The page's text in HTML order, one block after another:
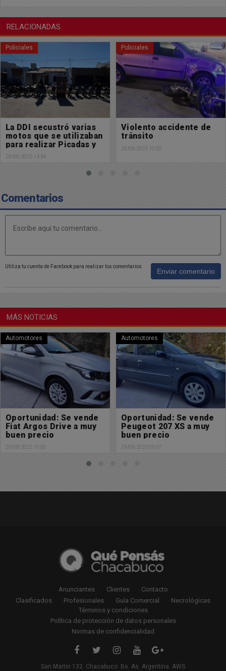
RELACIONADAS
Policiales
Violento accidente de
tránsito
26/08/2025 10:00
Policiales
Violento accidente de
tránsito
26/08/2025 06:22
Comentarios
Utiliza tu cuenta de Facebook para realizar los comentarios
Enviar comentario
MÁS NOTICIAS
Automotores
Oportunidad: Se vende
Peugeot 207 XS a muy
buen precio
29/08/2025 09:57
Automotores
Oportunidad: Se
FORD KA Top
muy buen precio
29/08/2025 09:54
Anunciantes Clientes
Contacto
Clasificados
Profesionales Guía Comercial
Necrológicas
Términos y condiciones
Política de protección de datos personales
Normas de confidencialidad
San Martin 132. Chacabuco. Bs. As. Argentina. AWS